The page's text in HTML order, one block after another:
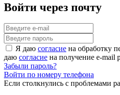
Войти через почту
Я даю согласие на обработку
даю согласие на получение e-mail
Забыли пароль?
Войти по номеру телефона
Если столкнулись с проблемами